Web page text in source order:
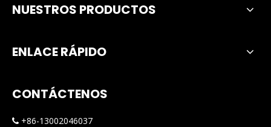
NUESTROS PRODUCTOS
ENLACE RÁPIDO
CONTÁCTENOS
 +86-13002046037